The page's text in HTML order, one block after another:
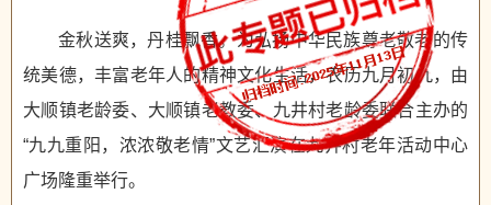
金秋送爽，丹桂飘香。为弘扬中华民族尊老敬老的传
统美德，丰富老年人的精神文化生活，农历九月初九，由
大顺镇老龄委、大顺镇老教委、九井村老龄委联合主办的
“九九重阳，浓浓敬老情”文艺汇演在九井村老年活动中心
广场隆重举行。